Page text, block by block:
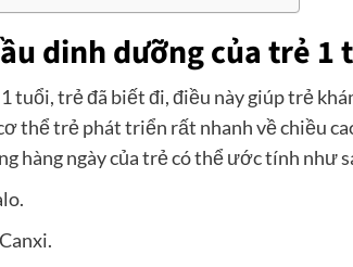
dinh dưỡng của trẻ 1
tuổi, trẻ đã biết đi, điều này giúp trẻ
thể trẻ phát triển rất nhanh về chiều
hàng ngày của trẻ có thể ước tính như